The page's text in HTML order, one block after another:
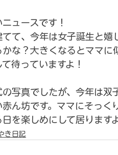
ュースです！
て、今年は女子誕生と嬉
な？大きくなるとママに
待っていますよ！
の写真でしたが、今年は双
ん坊です。ママにそっく
を楽しめにして居ります
き日記